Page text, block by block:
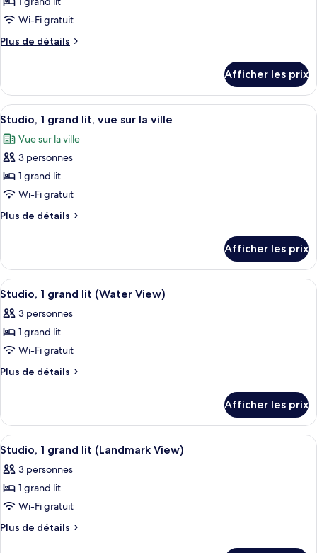
lit
photos
pour
ce
chambre :
Suite
studio,
1
grand
lit
(City
View)
Wi-Fi gratuit
Plus de détails
Plus
Suite
studio,
1
lit
(City
Afficher les prix
Afficher
toutes
les
photos
pour
ce
type
de
Studio,
grand
lit,
vue
sur
la
ville
Une chambre d’hôtel avec un
4
Studio, 1 grand lit, vue sur la ville
Vue sur la ville
3 personnes
1 grand lit
Wi-Fi gratuit
Plus de détails
Plus
Studio,
grand
vue
sur
ville
Afficher les prix
Afficher
toutes
les
photos
pour
ce
chambre :
Studio,
1
grand
lit
(Water
View)
Une chambre d’hôtel avec un
4
Studio, 1 grand lit (Water View)
3 personnes
1 grand lit
Wi-Fi gratuit
Plus de détails
Plus
Studio,
grand
(Water
View)
Afficher les prix
Afficher
toutes
les
photos
pour
ce
Une chambre d’hôtel avec un
4
Studio, 1 grand lit (Landmark View)
3 personnes
1 grand lit
Wi-Fi gratuit
Plus de détails
Plus